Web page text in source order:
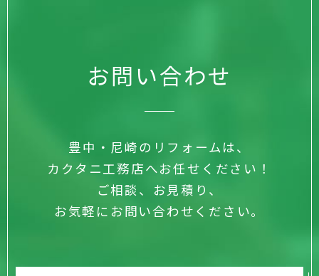
お問い合わせ
豊中・尼崎のリフォームは、
カクタニ工務店へお任せください！
ご相談、お見積り、
お気軽にお問い合わせください。